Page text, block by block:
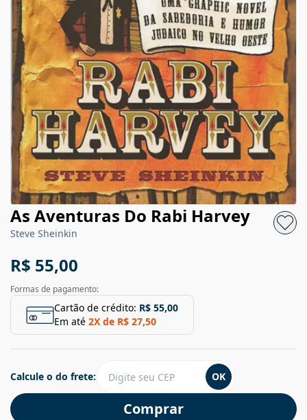
As Aventuras Do Rabi Harvey
Steve Sheinkin
R$ 55,00
Formas de pagamento:
Cartão de crédito: R$ 55,00
Em até 2X de R$ 27,50
Comprar
Calcule o do frete: OK